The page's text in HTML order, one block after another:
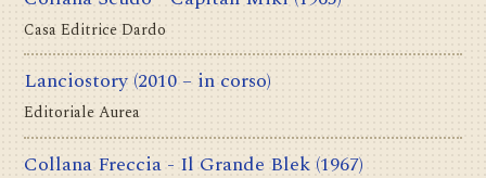
Casa Editrice Dardo
Lanciostory (2010 – in corso)
Editoriale Aurea
Collana Freccia - Il Grande Blek (1967)